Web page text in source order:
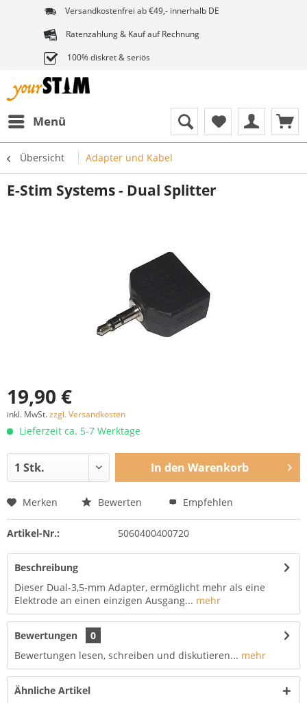
Versandkostenfrei ab €49,- innerhalb DE
Ratenzahlung & Kauf auf Rechnung
100% diskret & seriös
Menü
Übersicht Adapter und Kabel
E-Stim Systems - Dual Splitter
19,90 €
inkl. MwSt.zzgl. Versandkosten
Lieferzeit ca. 5-7 Werktage
In den Warenkorb
Merken Bewerten Empfehlen
Artikel-Nr.: 5060400400720
Beschreibung
Dieser Dual-3,5-mm Adapter, ermöglicht mehr als eine
Elektrode an einen einzigen Ausgang... mehr
Bewertungen
0
Bewertungen lesen, schreiben und diskutieren... mehr
Ähnliche Artikel